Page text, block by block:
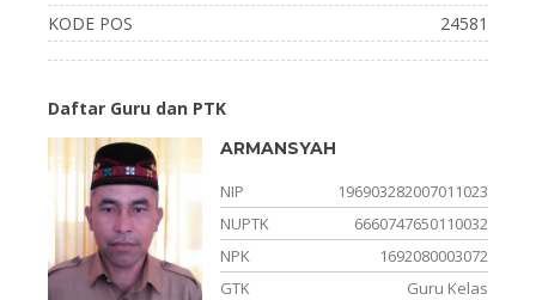
KODE POS
24581
Daftar Guru dan PTK
ARMANSYAH
NIP
196903282007011023
NUPTK
6660747650110032
NPK
1692080003072
GTK
Guru Kelas